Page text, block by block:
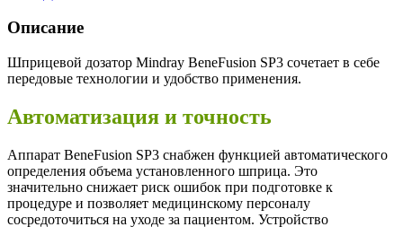
Описание
Шприцевой дозатор Mindray BeneFusion SP3 сочетает в себе
передовые технологии и удобство применения.
Автоматизация и точность
Аппарат BeneFusion SP3 снабжен функцией автоматического
определения объема установленного шприца. Это
значительно снижает риск ошибок при подготовке к
процедуре и позволяет медицинскому персоналу
сосредоточиться на уходе за пациентом. Устройство